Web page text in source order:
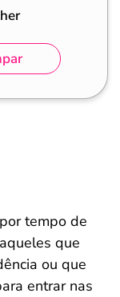
tempo de
que
ou que
entrar nas